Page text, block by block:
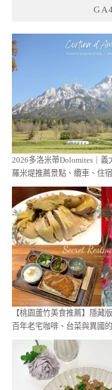
2026多洛米蒂Dolomites｜
羅米堤推薦景點、纜車、住
【桃園蘆竹美食推薦】隱藏
百年老宅咖啡、台菜與異國